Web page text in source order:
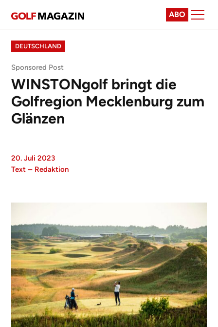
ABO
DEUTSCHLAND
Sponsored Post
WINSTONgolf bringt die
Golfregion Mecklenburg zum
Glänzen
20. Juli 2023
Text – Redaktion